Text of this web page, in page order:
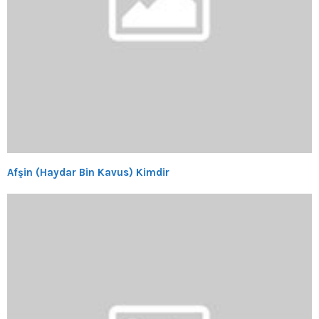
Afşin (Haydar Bin Kavus) Kimdir